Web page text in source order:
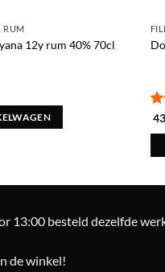
RUM
12y rum 40% 70cl
13:00 besteld dezelfde
de winkel!